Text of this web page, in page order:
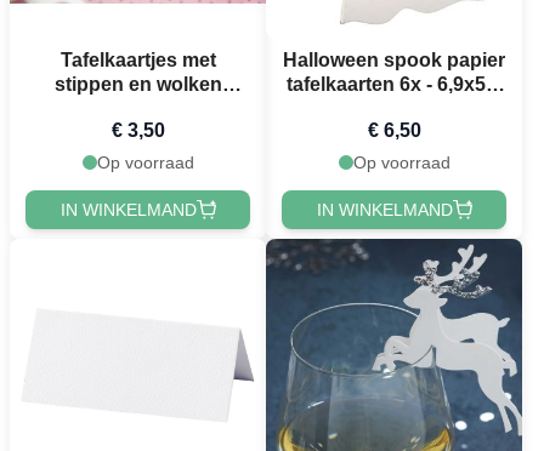
Tafelkaartjes met
stippen en wolken
€ 3,50
Op voorraad
IN WINKELMAND
Halloween spook papier
tafelkaarten 6x - 6,9x5,5
€ 6,50
Op voorraad
IN WINKELMAND